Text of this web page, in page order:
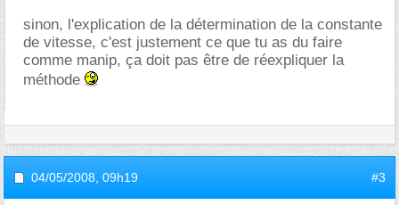
sinon, l'explication de la détermination de la constante
de vitesse, c'est justement ce que tu as du faire
comme manip, ça doit pas être de réexpliquer la
méthode
04/05/2008, 09h19 #3